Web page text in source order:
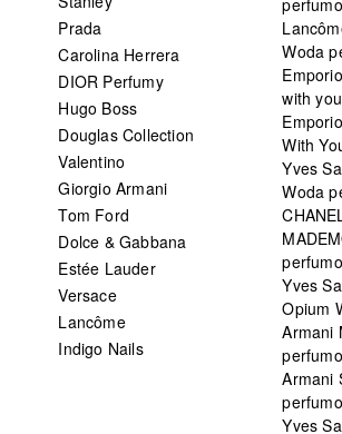
Prada
Carolina Herrera
DIOR Perfumy
Hugo Boss
Douglas Collection
Valentino
Giorgio Armani
Tom Ford
Dolce & Gabbana
Estée Lauder
Versace
Lancôme
Indigo Nails
Woda
with
With
Yves
Woda
Yves
Opium
Armani
Armani
Yves